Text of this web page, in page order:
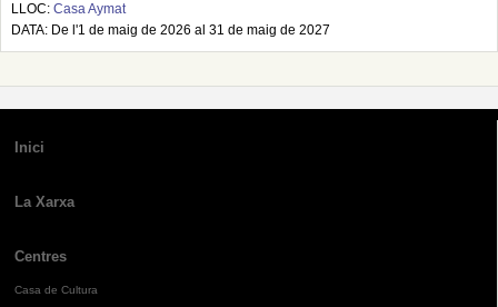
LLOC: Casa Aymat
DATA: De l'1 de maig de 2026 al 31 de maig de 2027
Inici
La Xarxa
Centres
Casa de Cultura